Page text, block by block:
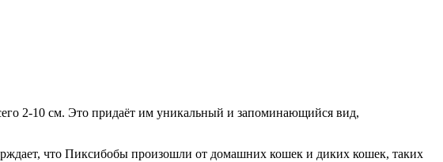
2-10 см. Это придаёт им уникальный и запоминающийся вид,
что Пиксибобы произошли от домашних кошек и диких кошек, таких